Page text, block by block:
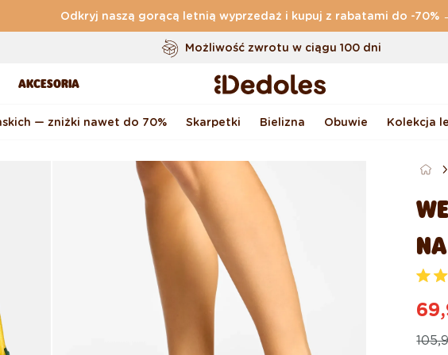
Odkryj naszą gorącą letnią wyprzedaż i kupuj z rabatami do -70%
Darmowa dostawa zamówień o wartości powyżej169 zł
Możliwość zwrotu w ciągu 100 dni
Oryginalne wzornictwo stworzone przez nas
AKCESORIA
— zniżki nawet do 70% Skarpetki Bielizna Obuwie Kolekcja
e
i
o